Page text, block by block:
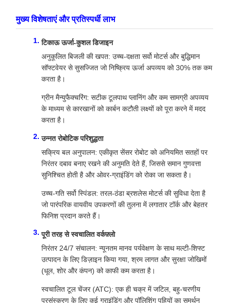
मुख्य विशेषताएं और प्रतिस्पर्धी लाभ
टिकाऊ ऊर्जा-कुशल डिजाइन
अनुकूलित बिजली की खपत: उच्च-दक्षता सर्वो मोटर्स और बुद्धिमान
सॉफ्टवेयर से सुसज्जित जो निष्क्रिय ऊर्जा अपव्यय को 30% तक कम
करता है।
ग्रीन मैन्युफैक्चरिंग: सटीक टूलपाथ प्लानिंग और कम सामग्री अपव्यय
के माध्यम से कारखानों को कार्बन कटौती लक्ष्यों को पूरा करने में मदद
करता है।
उन्नत रोबोटिक परिशुद्धता
सक्रिय बल अनुपालन: एकीकृत सेंसर रोबोट को अनियमित सतहों पर
निरंतर दबाव बनाए रखने की अनुमति देते हैं, जिससे समान गुणवत्ता
सुनिश्चित होती है और ओवर-ग्राइंडिंग को रोका जा सकता है।
उच्च-गति सर्वो स्पिंडल: तरल-ठंडा ब्रशलेस मोटर्स की सुविधा देता है
जो पारंपरिक वायवीय उपकरणों की तुलना में लगातार टॉर्क और बेहतर
फिनिश प्रदान करते हैं।
पूरी तरह से स्वचालित वर्कफ़्लो
निरंतर 24/7 संचालन: न्यूनतम मानव पर्यवेक्षण के साथ मल्टी-शिफ्ट
उत्पादन के लिए डिज़ाइन किया गया, श्रम लागत और सुरक्षा जोखिमों
(धूल, शोर और कंपन) को काफी कम करता है।
स्वचालित टूल चेंजर (ATC): एक ही चक्र में जटिल, बहु-चरणीय
प्रसंस्करण के लिए कई ग्राइंडिंग और पॉलिशिंग पहियों का समर्थन